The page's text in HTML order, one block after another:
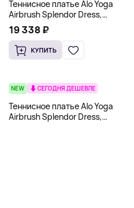
Теннисное платье Alo Yoga
Airbrush Splendor Dress,
розовый
19 338 ₽
КУПИТЬ
NEW СЕГОДНЯ ДЕШЕВЛЕ
Теннисное платье Alo Yoga
Airbrush Splendor Dress,